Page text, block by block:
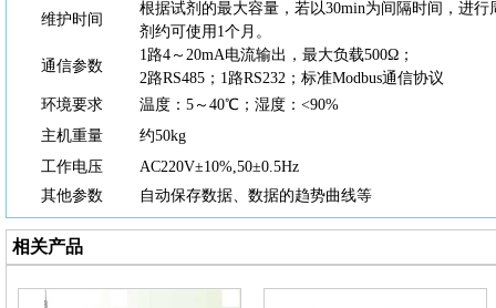
维护时间
根据试剂的最大容量，若以30min为间隔时间，进
剂约可使用1个月。
通信参数
1路4～20mA电流输出，最大负载500Ω；
2路RS485；1路RS232；标准Modbus通信协议
环境要求
温度： 5～40℃；湿度：<90%
主机重量
约50kg
工作电压
AC220V±10%,50±0.5Hz
其他参数
自动保存数据、数据的趋势曲线等
相关产品